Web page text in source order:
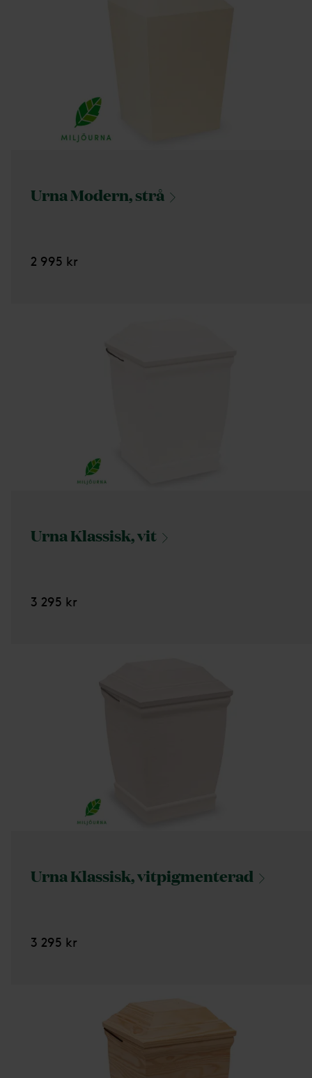
Urna Modern,strå
2 995 kr
Urna Klassisk,vit
3 295 kr
Urna Klassisk,vitpigmenterad
3 295 kr